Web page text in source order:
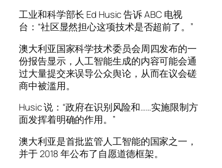
工业和科学部长 Ed Husic 告诉 ABC 电视
台：“社区显然担心这项技术是否超前了。”
澳大利亚国家科学技术委员会周四发布的一
份报告显示，人工智能生成的内容可能会通
过大量提交来误导公众舆论，从而在议会磋
商中被滥用。
Husic 说：“政府在识别风险和……实施限制方
面发挥着明确的作用。”
澳大利亚是首批监管人工智能的国家之一，
并于 2018 年公布了自愿道德框架。